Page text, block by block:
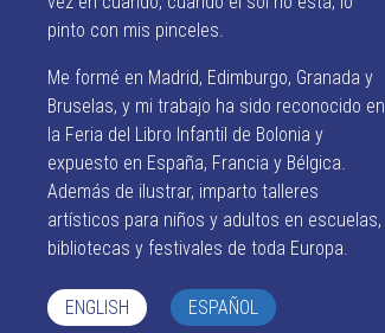
pinto con mis pinceles.
Me formé en Madrid, Edimburgo, Granada y
Bruselas, y mi trabajo ha sido reconocido en
la Feria del Libro Infantil de Bolonia y
expuesto en España, Francia y Bélgica.
Además de ilustrar, imparto talleres
artísticos para niños y adultos en escuelas,
bibliotecas y festivales de toda Europa.
ENGLISH ESPAÑOL